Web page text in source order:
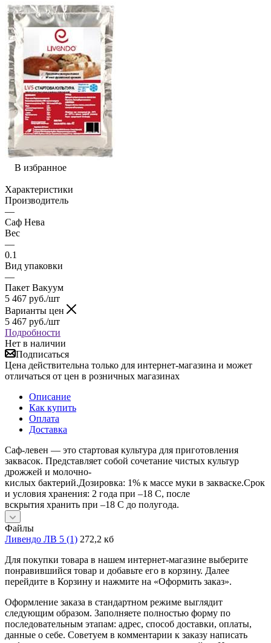
В избранное
Характеристики
Производитель
—
Саф Нева
Вес
—
0.1
Вид упаковки
—
Пакет Вакуум
5 467 руб./шт
Варианты цен
5 467 руб./шт
Подробности
Нет в наличии
Подписаться
Цена действительна только для интернет-магазина и может
отличаться от цен в розничных магазинах
Описание
Как купить
Оплата
Доставка
Саф-левен — это стартовая культура для приготовления
заквасок. Представляет собой сочетание чистых культур
дрожжей и молочно-
кислых бактерий.Дозировка: 1% к массе муки в закваске.Срок
и условия хранения: 2 года при –18 С, после
вскрытия хранить при –18 С до полугода.
Файлы
Ливендо ЛВ 5 (1) 272,2 кб
Для покупки товара в нашем интернет-магазине выберите
понравившийся товар и добавьте его в корзину. Далее
перейдите в Корзину и нажмите на «Оформить заказ».
Оформление заказа в стандартном режиме выглядит
следующим образом. Заполняете полностью форму по
последовательным этапам: адрес, способ доставки, оплаты,
данные о себе. Советуем в комментарии к заказу написать